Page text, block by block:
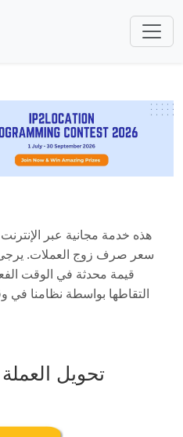
هذه خدمة مجانية عبر
سعر صرف زوج العملات.
قيمة محدثة في الوقت
التقاطها بواسطة نظامنا
تحويل